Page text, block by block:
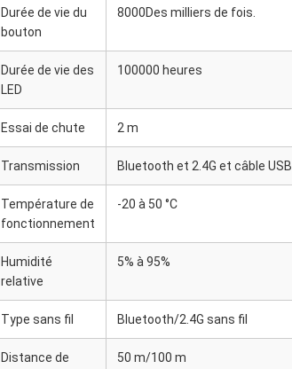
Durée de vie du
bouton
8000Des milliers de fois.
Durée de vie des
LED
100000 heures
Essai de chute 2 m
Transmission Bluetooth et 2.4G et câble USB
Température de
fonctionnement
-20 à 50 °C
Humidité
relative
5% à 95%
Type sans fil Bluetooth/2.4G sans fil
Distance de
50 m/100 m